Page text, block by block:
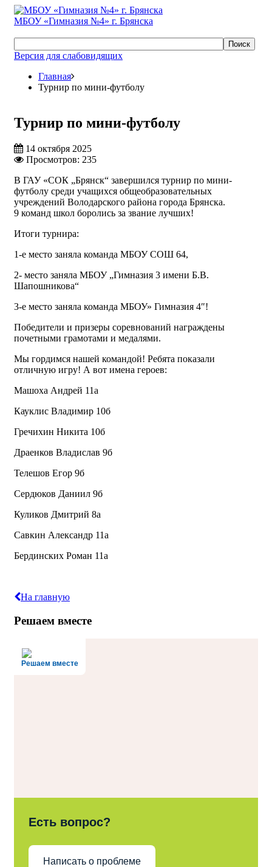
МБОУ «Гимназия №4» г. Брянска
Поиск
Версия для слабовидящих
Главная
Турнир по мини-футболу
Турнир по мини-футболу
14 октября 2025
Просмотров: 235
В ГАУ «СОК „Брянск“ завершился турнир по мини-
футболу среди учащихся общеобразовательных
учреждений Володарского района города Брянска.
9 команд школ боролись за звание лучших!
Итоги турнира:
1-е место заняла команда МБОУ СОШ 64,
2- место заняла МБОУ „Гимназия 3 имени Б.В.
Шапошникова“
3-е место заняла команда МБОУ» Гимназия 4″!
Победители и призеры соревнований награждены
почетными грамотами и медалями.
Мы гордимся нашей командой! Ребята показали
отличную игру! А вот имена героев:
Машоха Андрей 11а
Кауклис Владимир 10б
Гречихин Никита 10б
Драенков Владислав 9б
Телешов Егор 9б
Сердюков Даниил 9б
Куликов Дмитрий 8а
Савкин Александр 11а
Бердинских Роман 11а
На главную
Решаем вместе
Решаем вместе
Есть вопрос?
Написать о проблеме